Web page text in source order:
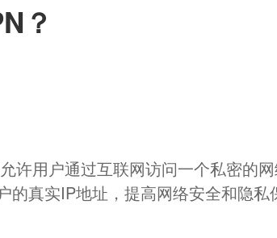
？
许用户通过互联网访问一个私密的
的真实IP地址，提高网络安全和隐私